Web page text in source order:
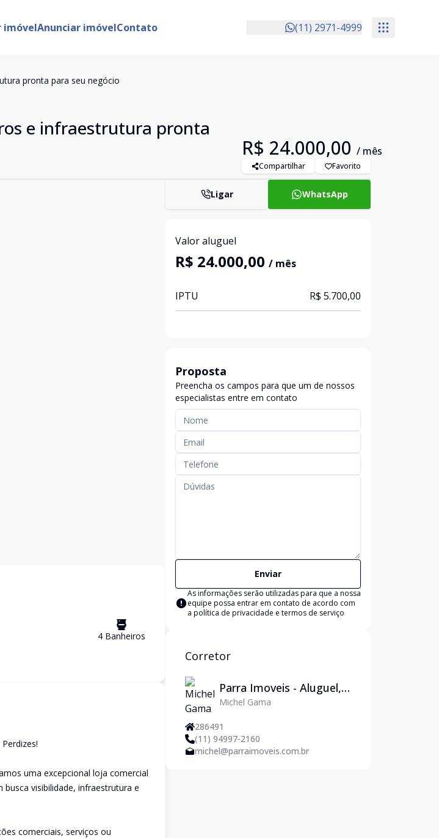
imóvelAnunciar imóvelContato (11) 2971-4999
pronta para seu negócio
e infraestrutura pronta
R$ 24.000,00 / mês
Compartilhar Favorito
4 Banheiros
uma excepcional loja comercial
visibilidade, infraestrutura e
comerciais, serviços ou
Ligar WhatsApp
Valor aluguel
R$ 24.000,00 / mês
IPTU R$ 5.700,00
Proposta
Preencha os campos para que um de nossos
especialistas entre em contato
Enviar
As informações serão utilizadas para que a nossa
equipe possa entrar em contato de acordo com
a política de privacidade e termos de serviço
Corretor
Parra Imoveis - Aluguel,
Venda, Adm. de Imóveis
e Jurídico em São Paulo
Michel Gama
286491
(11) 94997-2160
michel@parraimoveis.com.br